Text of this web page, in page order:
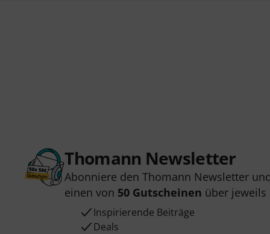
Thomann Newsletter
Abonniere den Thomann Newsletter
einen von 50 Gutscheinen über jeweils
Inspirierende Beiträge
Deals